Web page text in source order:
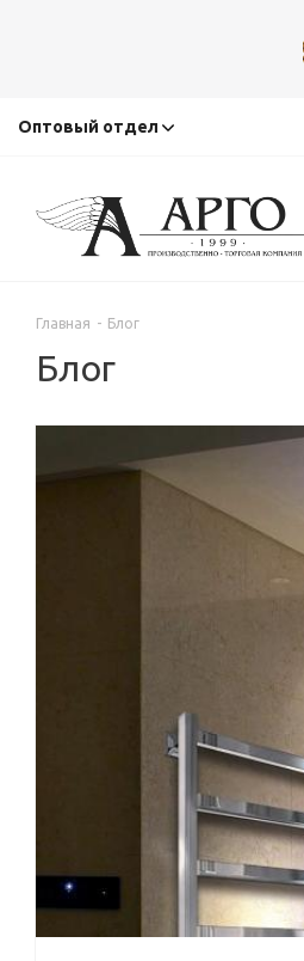
Оптовый отдел
Главная - Блог
Блог